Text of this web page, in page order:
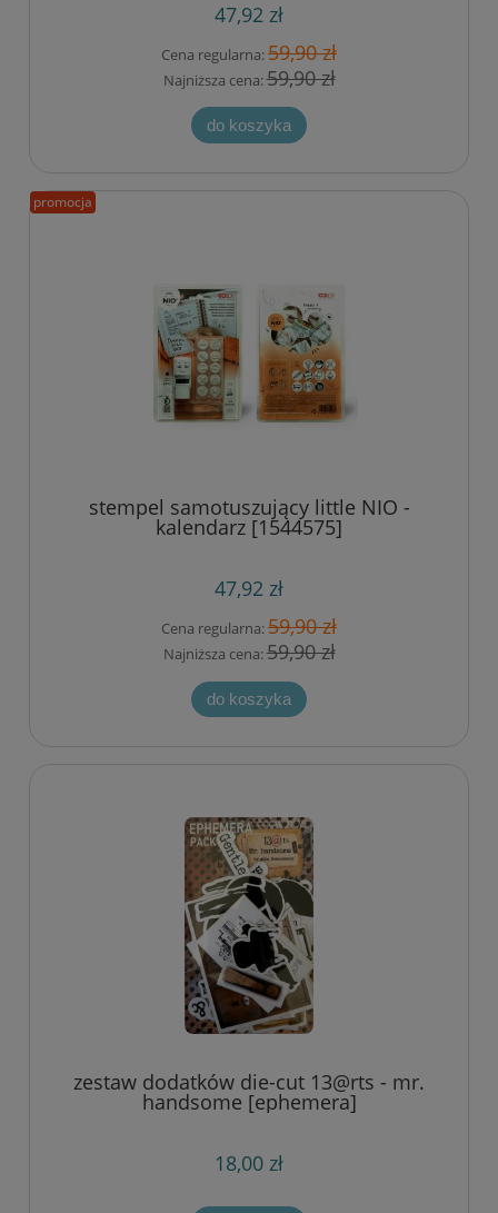
47,92 zł
Cena regularna:59,90 zł
Najniższa cena:59,90 zł
do koszyka
stempel samotuszujący little NIO -
kalendarz [1544575]
47,92 zł
Cena regularna:59,90 zł
Najniższa cena:59,90 zł
do koszyka
promocja
zestaw dodatków die-cut 13@rts - mr.
handsome [ephemera]
18,00 zł